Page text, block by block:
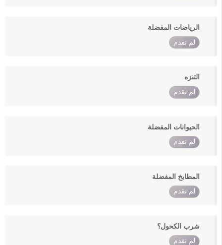
الرياضات المفضلة
لم تقدم
التنزه
لم تقدم
الحيوانات المفضلة
لم تقدم
المطابخ المفضلة
لم تقدم
شرب الكحول؟
لم تقدم